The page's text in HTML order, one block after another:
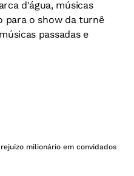
d'água, músicas
para o show da turnê
passadas e
milionário em convidados